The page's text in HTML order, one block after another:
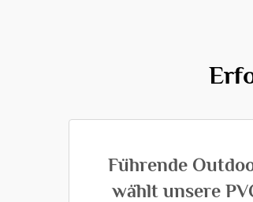
Führende
wählt unsere